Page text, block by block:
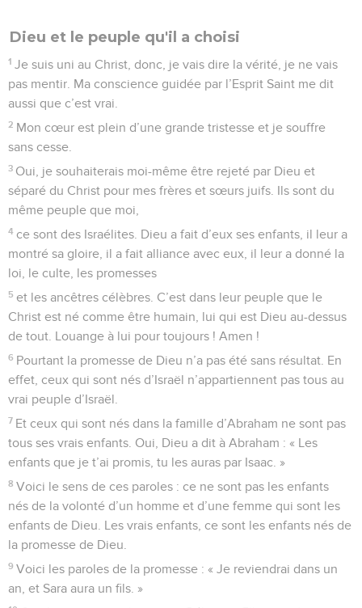
Dieu et le peuple qu'il a choisi
1 Je suis uni au Christ, donc, je vais dire la vérité, je ne vais
pas mentir. Ma conscience guidée par l’Esprit Saint me dit
aussi que c’est vrai.
2 Mon cœur est plein d’une grande tristesse et je souffre
sans cesse.
3 Oui, je souhaiterais moi-même être rejeté par Dieu et
séparé du Christ pour mes frères et sœurs juifs. Ils sont du
même peuple que moi,
4 ce sont des Israélites. Dieu a fait d’eux ses enfants, il leur a
montré sa gloire, il a fait alliance avec eux, il leur a donné la
loi, le culte, les promesses
5 et les ancêtres célèbres. C’est dans leur peuple que le
Christ est né comme être humain, lui qui est Dieu au-dessus
de tout. Louange à lui pour toujours ! Amen !
6 Pourtant la promesse de Dieu n’a pas été sans résultat. En
effet, ceux qui sont nés d’Israël n’appartiennent pas tous au
vrai peuple d’Israël.
7 Et ceux qui sont nés dans la famille d’Abraham ne sont pas
tous ses vrais enfants. Oui, Dieu a dit à Abraham : « Les
enfants que je t’ai promis, tu les auras par Isaac. »
8 Voici le sens de ces paroles : ce ne sont pas les enfants
nés de la volonté d’un homme et d’une femme qui sont les
enfants de Dieu. Les vrais enfants, ce sont les enfants nés de
la promesse de Dieu.
9 Voici les paroles de la promesse : « Je reviendrai dans un
an, et Sara aura un fils. »